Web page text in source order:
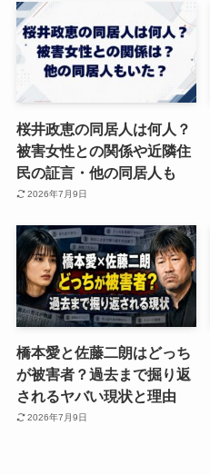
桜井政恵の同居人は何人？
被害女性との関係や近隣住
民の証言・他の同居人も
2026年7月9日
橋本愛と佐藤二朗はどっち
が被害者？過去まで掘り返
されるヤバい現状と理由
2026年7月9日